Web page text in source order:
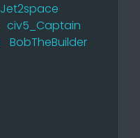
Jet2space
civ5_Captain
BobTheBuilder